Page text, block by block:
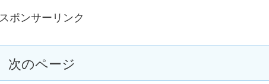
スポンサーリンク
次のページ